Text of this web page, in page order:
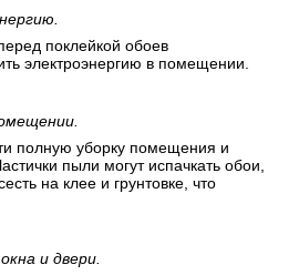
поклейкой обоев
электроэнергию в помещении.
полную уборку помещения и
пыли могут испачкать обои,
на клее и грунтовке, что
и двери.